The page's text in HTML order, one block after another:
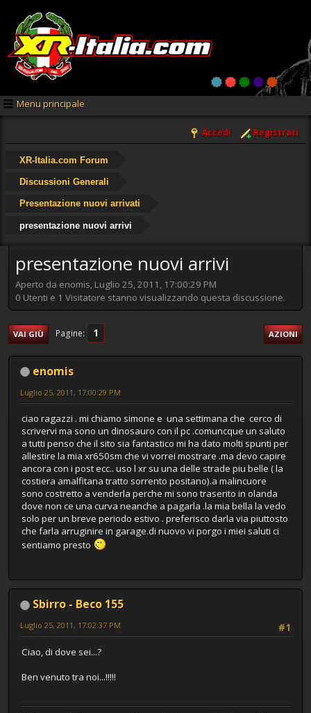
Menu principale
Accedi Registrati
XR-Italia.com Forum
Discussioni Generali
Presentazione nuovi arrivati
presentazione nuovi arrivi
presentazione nuovi arrivi
Aperto da enomis, Luglio 25, 2011, 17:00:29 PM
0 Utenti e 1 Visitatore stanno visualizzando questa discussione.
VAI GIÙ Pagine 1 AZIONI
enomis
Luglio 25, 2011, 17:00:29 PM
ciao ragazzi . mi chiamo simone e una settimana che cerco di
scrivervi ma sono un dinosauro con il pc .comuncque un saluto
a tutti penso che il sito sia fantastico mi ha dato molti spunti per
allestire la mia xr650sm che vi vorrei mostrare .ma devo capire
ancora con i post ecc.. uso l xr su una delle strade piu belle ( la
costiera amalfitana tratto sorrento positano).a malincuore
sono costretto a venderla perche mi sono traserito in olanda
dove non ce una curva neanche a pagarla .la mia bella la vedo
solo per un breve periodo estivo . preferisco darla via piuttosto
che farla arruginire in garage.di nuovo vi porgo i miei saluti ci
sentiamo presto
Sbirro - Beco 155
#1
Luglio 25, 2011, 17:02:37 PM
Ciao, di dove sei...?
Ben venuto tra noi...!!!!!